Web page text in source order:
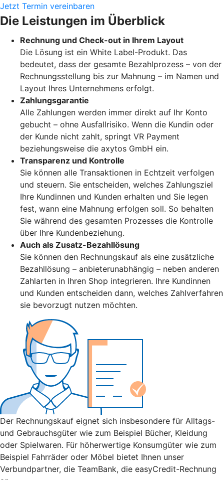
Jetzt Termin vereinbaren
Die Leistungen im Überblick
Rechnung und Check-out in Ihrem Layout
Die Lösung ist ein White Label-Produkt. Das
bedeutet, dass der gesamte Bezahlprozess – von der
Rechnungsstellung bis zur Mahnung – im Namen und
Layout Ihres Unternehmens erfolgt.
Zahlungsgarantie
Alle Zahlungen werden immer direkt auf Ihr Konto
gebucht – ohne Ausfallrisiko. Wenn die Kundin oder
der Kunde nicht zahlt, springt VR Payment
beziehungsweise die axytos GmbH ein.
Transparenz und Kontrolle
Sie können alle Transaktionen in Echtzeit verfolgen
und steuern. Sie entscheiden, welches Zahlungsziel
Ihre Kundinnen und Kunden erhalten und Sie legen
fest, wann eine Mahnung erfolgen soll. So behalten
Sie während des gesamten Prozesses die Kontrolle
über Ihre Kundenbeziehung.
Auch als Zusatz-Bezahllösung
Sie können den Rechnungskauf als eine zusätzliche
Bezahllösung – anbieterunabhängig – neben anderen
Zahlarten in Ihren Shop integrieren. Ihre Kundinnen
und Kunden entscheiden dann, welches Zahlverfahren
sie bevorzugt nutzen möchten.
Der Rechnungskauf eignet sich insbesondere für Alltags-
und Gebrauchsgüter wie zum Beispiel Bücher, Kleidung
oder Spielwaren. Für höherwertige Konsumgüter wie zum
Beispiel Fahrräder oder Möbel bietet Ihnen unser
Verbundpartner, die TeamBank, die easyCredit-Rechnung